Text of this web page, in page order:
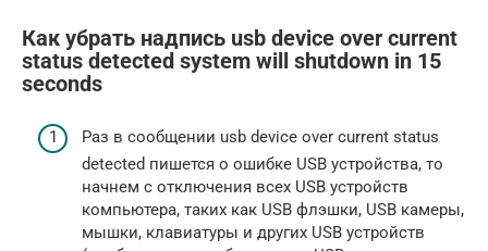
Как убрать надпись usb device over current
status detected system will shutdown in 15
seconds
Раз в сообщении usb device over current status
detected пишется о ошибке USB устройства, то
начнем с отключения всех USB устройств
компьютера, таких как USB флэшки, USB камеры,
мышки, клавиатуры и других USB устройств